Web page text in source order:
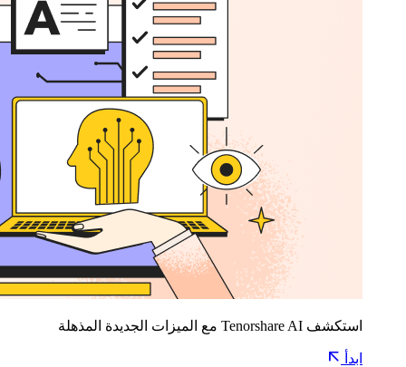
استكشف Tenorshare AI مع الميزات الجديدة المذهلة
ابدأ